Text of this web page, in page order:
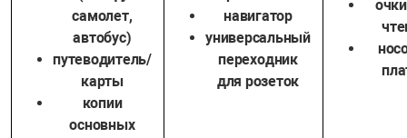
самолет,
автобус)
путеводитель/
карты
копии
основных
навигатор
универсальный
переходник
для розеток